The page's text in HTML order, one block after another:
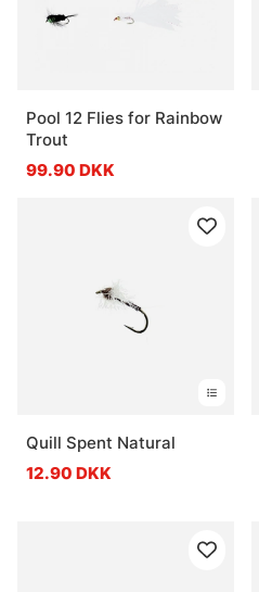
Pool 12 Flies for Rainbow
Trout
99.90 DKK
Quill Spent Natural
12.90 DKK